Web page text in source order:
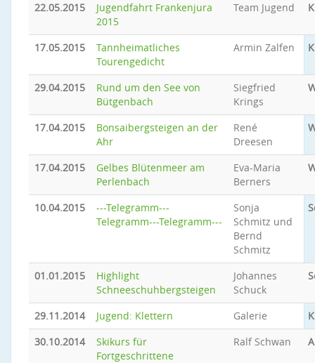
22.05.2015
Jugendfahrt Frankenjura
2015
Team Jugend
17.05.2015
Tannheimatliches
Tourengedicht
Armin Zalfen
29.04.2015
Rund um den See von
Bütgenbach
Siegfried
Krings
17.04.2015
Bonsaibergsteigen an der
Ahr
René
Dreesen
17.04.2015
Gelbes Blütenmeer am
Perlenbach
Eva-Maria
Berners
10.04.2015
---Telegramm---
Telegramm---Telegramm---
Sonja
Schmitz und
Bernd
Schmitz
01.01.2015
Highlight
Schneeschuhbergsteigen
Johannes
Schuck
29.11.2014 Jugend: Klettern Galerie
30.10.2014
Skikurs für
Fortgeschrittene
Ralf Schwan